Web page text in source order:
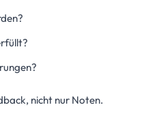
nicht nur Noten.